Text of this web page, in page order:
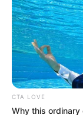
Início Tags
CTA LOVE
Why this